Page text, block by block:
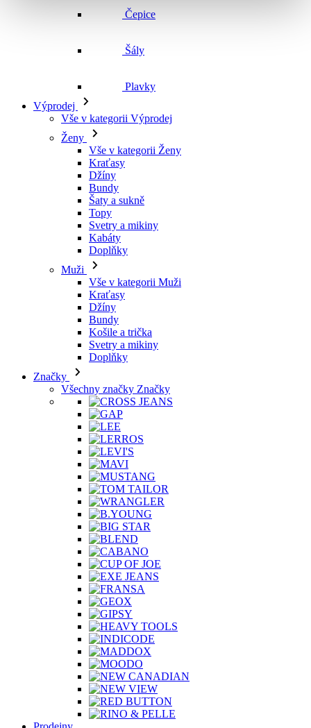
Vše v kategorii Výprodej
Ženy
Vše v kategorii Ženy
Kraťasy
Džíny
Bundy
Šaty a sukně
Topy
Svetry a mikiny
Kabáty
Doplňky
Vše v kategorii Muži
Kraťasy
Džíny
Bundy
Košile a trička
Svetry a mikiny
Doplňky
Všechny značky Značky